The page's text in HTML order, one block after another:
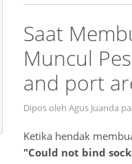
Saat
Muncul
and port
Dipos oleh Agus Juanda
Ketika hendak
"Could not bind